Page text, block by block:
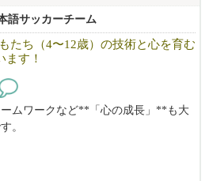
ては、これまでのご経験やスキルを
いたします。
ンストラクター経験者、子ども向け
いたします。
楽しさを伝えたい方、Gravisのチー
もたちの成長をサポートしてくださ
ています。
語サッカーチーム
たち（4〜12歳）の技術と心を育む
す！
ムワークなど**「心の成長」**も大
。